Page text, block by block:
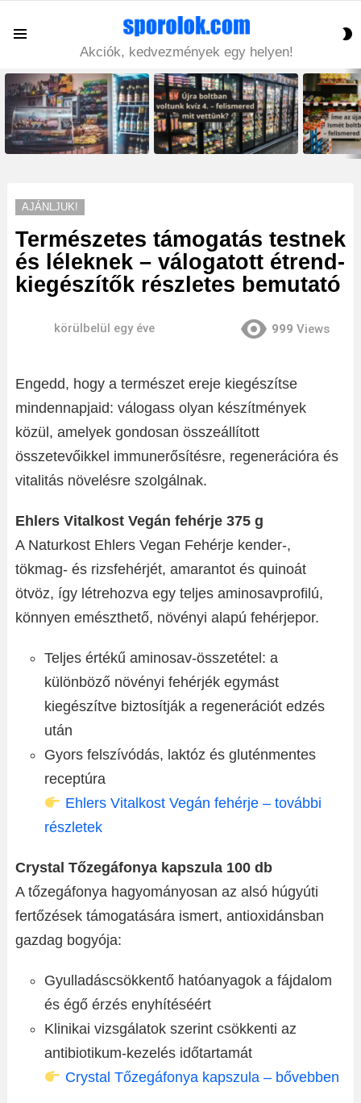
Akciók, kedvezmények egy helyen!
LATEST
STORIES
AJÁNLJUK!
Természetes támogatás testnek
és léleknek – válogatott étrend-
kiegészítők részletes bemutató
körülbelül egy éve 999 Views
Engedd, hogy a természet ereje kiegészítse
mindennapjaid: válogass olyan készítmények
közül, amelyek gondosan összeállított
összetevőikkel immunerősítésre, regenerációra és
vitalitás növelésre szolgálnak.
Ehlers Vitalkost Vegán fehérje 375 g
A Naturkost Ehlers Vegan Fehérje kender-,
tökmag- és rizsfehérjét, amarantot és quinoát
ötvöz, így létrehozva egy teljes aminosavprofilú,
könnyen emészthető, növényi alapú fehérjepor.
Teljes értékű aminosav-összetétel: a
különböző növényi fehérjék egymást
kiegészítve biztosítják a regenerációt edzés
után
Gyors felszívódás, laktóz és gluténmentes
receptúra
Ehlers Vitalkost Vegán fehérje – további
részletek
Crystal Tőzegáfonya kapszula 100 db
A tőzegáfonya hagyományosan az alsó húgyúti
fertőzések támogatására ismert, antioxidánsban
gazdag bogyója:
Gyulladáscsökkentő hatóanyagok a fájdalom
és égő érzés enyhítéséért
Klinikai vizsgálatok szerint csökkenti az
antibiotikum-kezelés időtartamát
Crystal Tőzegáfonya kapszula – bővebben